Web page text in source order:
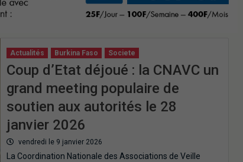
Actualités Burkina Faso Societe
Coup d’Etat déjoué : la CNAVC un
grand meeting populaire de
soutien aux autorités le 28
janvier 2026
vendredi le 9 janvier 2026
La Coordination Nationale des Associations de Veille